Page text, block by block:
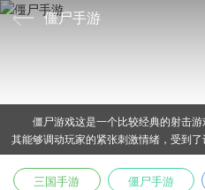
僵尸手游
僵尸游戏这是一个比较经典的射击
其能够调动玩家的紧张刺激情绪，受到
么有哪些好玩的手机僵尸游戏呢？爱东
汇集了一大批僵尸游戏供玩家挑选。
三国手游 僵尸手游